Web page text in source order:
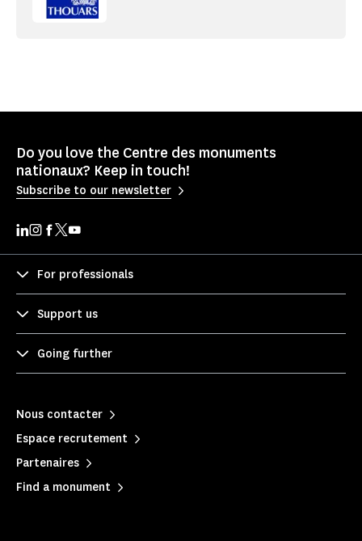
Do you love the Centre des monuments
nationaux? Keep in touch!
Subscribe to our newsletter
For professionals
Support us
Going further
Nous contacter
Espace recrutement
Partenaires
Find a monument